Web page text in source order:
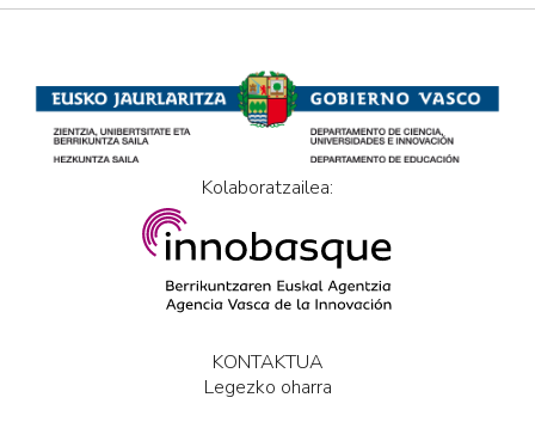
Kolaboratzailea:
KONTAKTUA
Legezko oharra